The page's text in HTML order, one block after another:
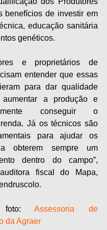
benefícios de investir em
educação sanitária
genéticos.
e proprietários de
entender que essas
para dar qualidade
a produção e
conseguir o
Já os técnicos são
para ajudar os
a obterem sempre um
dentro do campo”,
fiscal do Mapa,
foto: Assessoria de
da Agraer